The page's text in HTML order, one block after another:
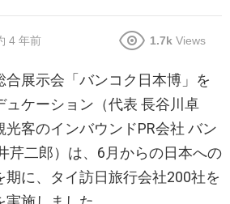
4 年前 1.7k Views
合展示会「バンコク日本博」を
ュケーション（代表 長谷川卓
客のインバウンドPR会社 バン
芹二郎）は、6月からの日本への
に、タイ訪日旅行会社200社を